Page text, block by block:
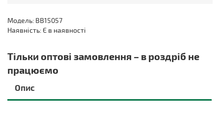
Модель: BB15057
Наявність: Є в наявності
Тільки оптові замовлення – в роздріб не
працюємо
Опис